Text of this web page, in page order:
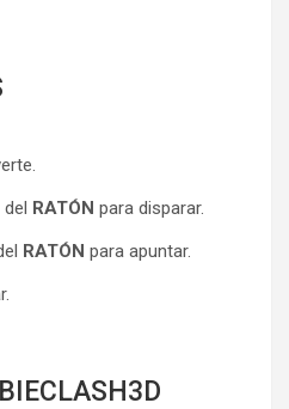
del RATÓN para disparar.
RATÓN para apuntar.